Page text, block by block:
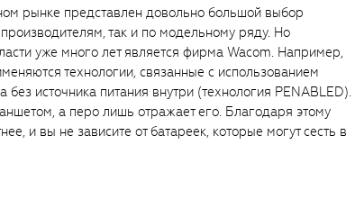
рынке представлен довольно большой выбор
так и по модельному ряду. Но
уже много лет является фирма Wacom. Например,
технологии, связанные с использованием
без источника питания внутри (технология PENABLED).
а перо лишь отражает его. Благодаря этому
и вы не зависите от батареек, которые могут сесть в